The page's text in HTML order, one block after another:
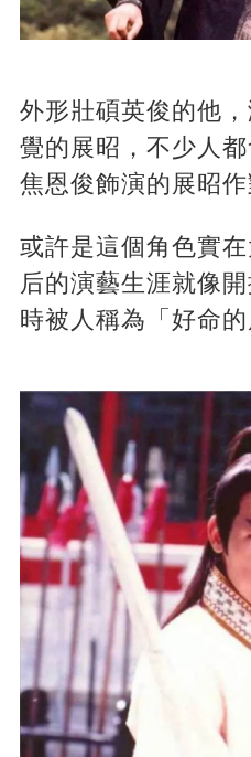
外形壯碩英俊的他
覺的展昭，不少人都
焦恩俊飾演的展昭作
或許是這個角色實
后的演藝生涯就像
時被人稱為「好命的